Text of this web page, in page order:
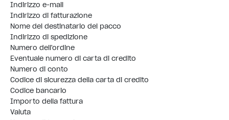
Indirizzo e-mail
Indirizzo di fatturazione
Nome del destinatario del pacco
Indirizzo di spedizione
Numero dell'ordine
Eventuale numero di carta di credito
Numero di conto
Codice di sicurezza della carta di credito
Codice bancario
Importo della fattura
Valuta